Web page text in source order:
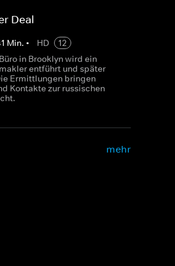
Deal
Min. • HD
12
in Brooklyn wird ein
entführt und später
Ermittlungen bringen
Kontakte zur russischen
mehr